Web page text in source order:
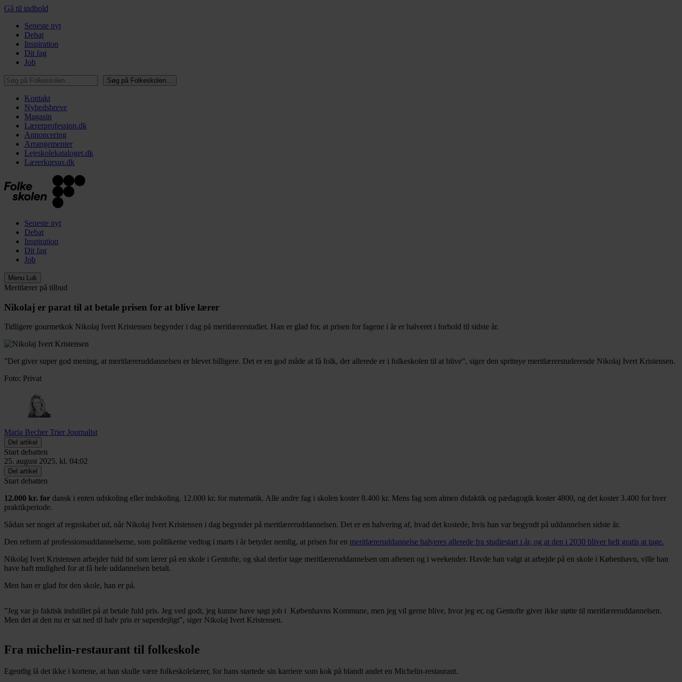
Gå til indhold
Seneste nyt
Debat
Inspiration
Dit fag
Job
Søg på Folkeskolen…
Søg på Folkeskolen…
Kontakt
Nyhedsbreve
Magasin
Lærerprofession.dk
Annoncering
Arrangementer
Lejrskolekataloget.dk
Lærerkursus.dk
Seneste nyt
Debat
Inspiration
Dit fag
Job
Menu Luk
Meritlærer på tilbud
Nikolaj er parat til at betale prisen for at blive lærer
Tidligere gourmetkok Nikolaj Ivert Kristensen begynder i dag på meritlærerstudiet. Han er glad for, at prisen for fagene i år er halveret i forhold til sidste år.
”Det giver super god mening, at meritlæreruddannelsen er blevet billigere. Det er en god måde at få folk, der allerede er i folkeskolen til at blive", siger den spritnye meritlærerstuderende Nikolaj Ivert Kristensen.
Foto: Privat
Maria Becher Trier Journalist
Del artikel
Start debatten
25. august 2025, kl. 04:02
Del artikel
Start debatten
12.000 kr. for dansk i enten udskoling eller indskoling. 12.000 kr. for matematik. Alle andre fag i skolen koster 8.400 kr. Mens fag som almen didaktik og pædagogik koster 4800, og det koster 3.400 for hver
praktikperiode.
Sådan ser noget af regnskabet ud, når Nikolaj Ivert Kristensen i dag begynder på meritlæreruddannelsen. Det er en halvering af, hvad det kostede, hvis han var begyndt på uddannelsen sidste år.
Den reform af professionsuddannelserne, som politikerne vedtog i marts i år betyder nemlig, at prisen for en meritlæreruddannelse halveres allerede fra studiestart i år, og at den i 2030 bliver helt gratis at tage.
Nikolaj Ivert Kristensen arbejder fuld tid som lærer på en skole i Gentofte, og skal derfor tage meritlæreruddannelsen om aftenen og i weekender. Havde han valgt at arbejde på en skole i København, ville han
have haft mulighed for at få hele uddannelsen betalt.
Men han er glad for den skole, han er på.
”Jeg var jo faktisk indstillet på at betale fuld pris. Jeg ved godt, jeg kunne have søgt job i Københavns Kommune, men jeg vil gerne blive, hvor jeg er, og Gentofte giver ikke støtte til meritlæreruddannelsen.
Men det at den nu er sat ned til halv pris er superdejligt”, siger Nikolaj Ivert Kristensen.
Fra michelin-restaurant til folkeskole
Egentlig lå det ikke i kortene, at han skulle være folkeskolelærer, for hans startede sin karriere som kok på blandt andet en Michelin-restaurant.